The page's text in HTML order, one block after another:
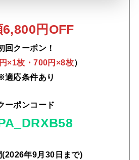
6,800円OFF
回クーポン！
×1枚・700円×8枚）
適応条件あり
ーポンコード
(2026年9月30日まで)